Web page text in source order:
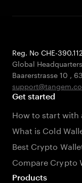
Reg. No CHE-
Global
Baarerstrasse 10 ,
Get started
How to start with
What is Cold
Best Crypto
Compare Crypto
Products